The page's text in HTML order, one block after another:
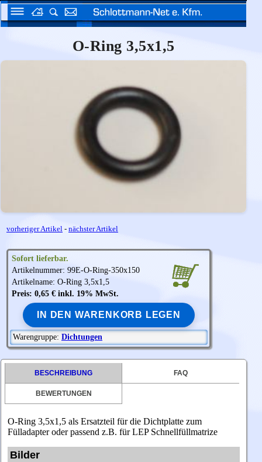
O-Ring 3,5x1,5
vorheriger Artikel - nächster Artikel
Sofort lieferbar.
Artikelnummer: 99E-O-Ring-350x150
Artikelname: O-Ring 3,5x1,5
Preis: 0,65 € inkl. 19% MwSt.
IN DEN WARENKORB LEGEN
Warengruppe: Dichtungen
BESCHREIBUNG FAQ
BEWERTUNGEN
O-Ring 3,5x1,5 als Ersatzteil für die Dichtplatte zum
Fülladapter oder passend z.B. für LEP Schnellfüllmatrize
Bilder